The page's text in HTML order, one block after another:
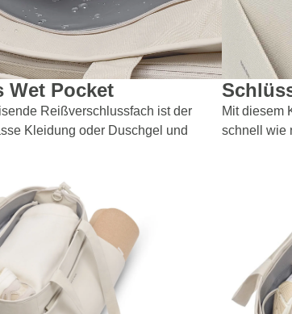
Wet Pocket
Reißverschlussfach ist der
Kleidung oder Duschgel und
Mit diesem
schnell wie